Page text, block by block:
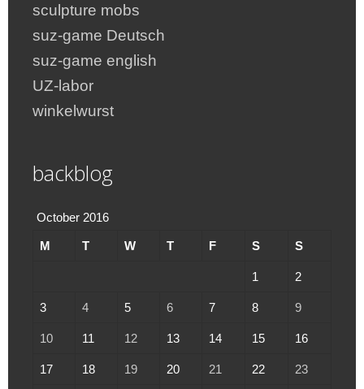
sculpture mobs
suz-game Deutsch
suz-game english
UZ-labor
winkelwurst
backblog
October 2016
M T W T F S S
1 2
3 4 5 6 7 8 9
10 11 12 13 14 15 16
17 18 19 20 21 22 23